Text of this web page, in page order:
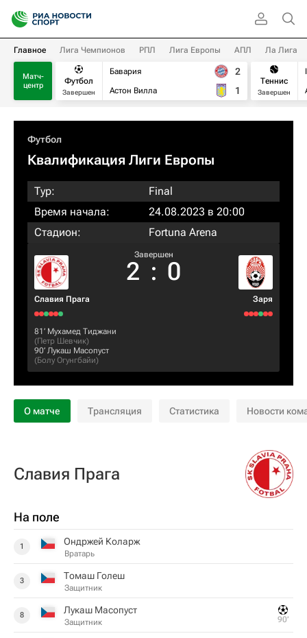
Главное Лига Чемпионов РПЛ Лига Европы АПЛ Ла Лига
Матч-
центр
Футбол
Завершен
Бавария
Астон Вилла
2
1
Теннис
Завершен
Футбол
Квалификация Лиги Европы
Тур:
Final
Время начала:
24.08.2023 в 20:00
Стадион:
Fortuna Arena
Славия Прага
Завершен
2 : 0
Заря
81‎’‎ Мухамед Тиджани
(Петр Шевчик)
90‎’‎ Лукаш Масопуст
(Болу Огунгбайи)
О матче Трансляция Статистика Новости
Славия Прага
На поле
1 Ондржей Коларж
Вратарь
3 Томаш Голеш
Защитник
8 Лукаш Масопуст
Защитник 90‎’‎